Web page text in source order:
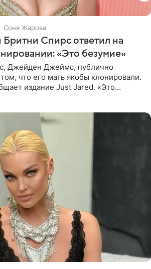
Соня Жарова
Бритни Спирс ответил на
«Это безумие»
Джейден Джеймс, публично
что его мать якобы клонировали.
издание Just Jared. «Это